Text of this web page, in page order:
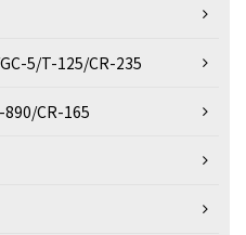
5/T-125/CR-235
CR-165